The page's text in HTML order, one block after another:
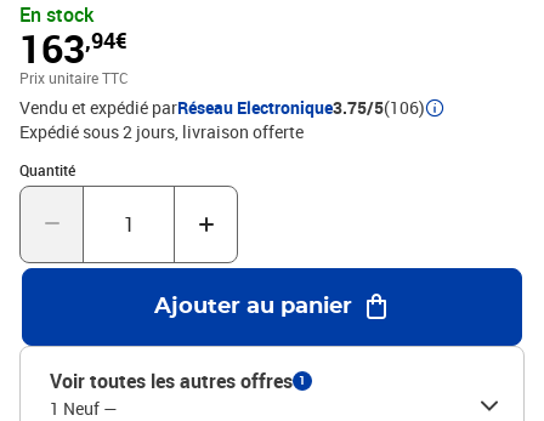
finement poncée pour lui donner un aspect très lisse. Le bois de
teck est connu pour sa résistance exceptionnelle aux intempéries,
ce qui le rend bien plus adapté aux meubles de jardin que tout
autre type de bois. Le bois de teck est le choix idéal si vous
souhaitez acheter un meuble de jardin durable. Le dossier et
l'assise à lattes peuvent offrir un excellent soutien. C'est le meilleur
siège pour discuter, lire, regarder la télévision ou simplement vous
détendre ! Le coussin inclus est pratique et a une fonction
décorative.Couleur du coussin : blanc casséMatériau : bois dur de
: tissu (100 % polyester) Dimensions : 58 x 92,5 x 106 cm (l x P x
H)Profondeur du siège : 50 cmHauteur du siège à partir du sol :
54,5 cmHauteur du dossier à partir de l'assise : 47,5
cmDimensions du coussin : 50 x 50 x 7 cm (L x l x é)L'assemblage
est requisLa livraison contient :1 x chaise à bascule avec coussin1
x coussin supplémentaire
En stock
163,94€
Prix unitaire TTC
Vendu et expédié parRéseau Electronique3.75/5(106)
Expédié sous 2 jours livraison offerte
Quantité
Quantité : 1
Ajouter au panier
Voir toutes les autres offres 1
1 Neuf —